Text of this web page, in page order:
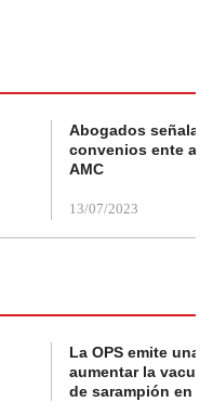
Abogados
convenios ente
AMC
13/07/2023
La OPS emite una
aumentar la
de sarampión en